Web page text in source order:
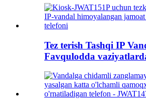
Tez terish Tashqi IP
Favqulodda